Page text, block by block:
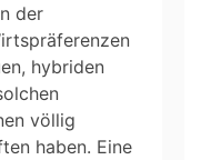
der
hybriden
völlig
haben. Eine